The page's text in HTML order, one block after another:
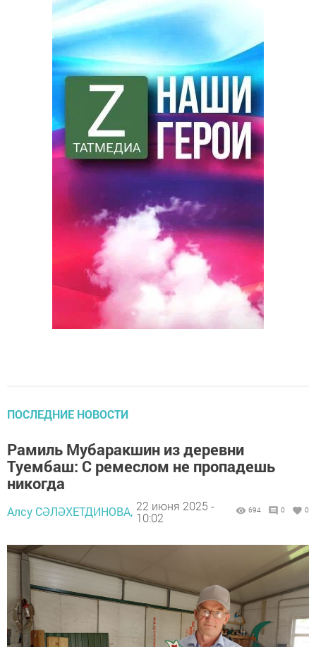
ПОСЛЕДНИЕ НОВОСТИ
Рамиль Мубаракшин из деревни
Туембаш: С ремеслом не пропадешь
никогда
Алсу СӘЛӘХЕТДИНОВА, 22 июня 2025 -
10:02
694 0 0